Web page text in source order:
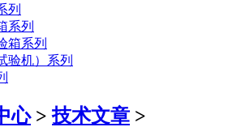
列
系列
箱系列
验机）系列
心>技术文章 >